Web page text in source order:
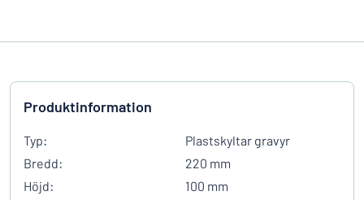
Produktinformation
Typ:
Plastskyltar gravyr
Bredd:
220 mm
Höjd:
100 mm